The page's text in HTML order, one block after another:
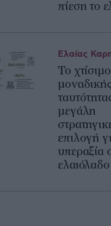
πίεση το
Το
μεγάλη
επιλογή
υπεραξία
ελαιόλαδο
Ελαίας